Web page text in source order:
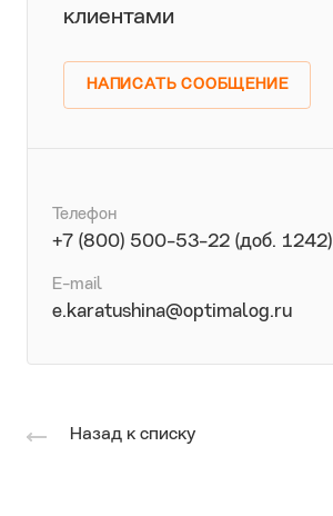
клиентами
НАПИСАТЬ СООБЩЕНИЕ
Телефон
+7 (800) 500-53-22 (доб. 1242)
E-mail
e.karatushina@optimalog.ru
Назад к списку